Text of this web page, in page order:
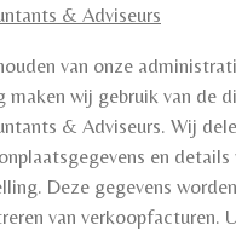
& Adviseurs
van onze
maken wij gebruik van de
& Adviseurs. Wij
en
Deze gegevens
van verkoopfacturen.